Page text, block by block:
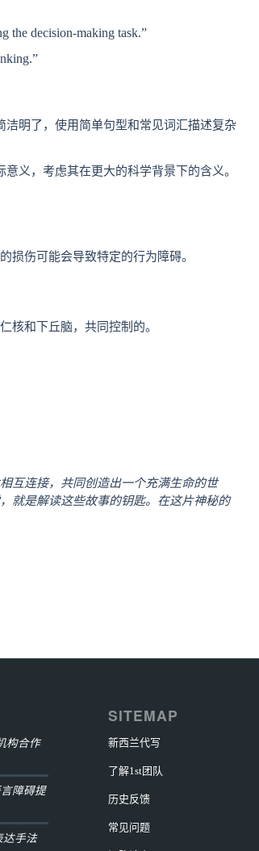
the decision-making task.”
洁明了，使用简单句型和常见词汇描述复杂
义，考虑其在更大的科学背景下的含义。
损伤可能会导致特定的行为障碍。
核和下丘脑，共同控制的。
互连接，共同创造出一个充满生命的世
就是解读这些故事的钥匙。在这片神秘的
构合作
障碍提
达手法
SITEMAP
新西兰代写
了解1st团队
历史反馈
常见问题